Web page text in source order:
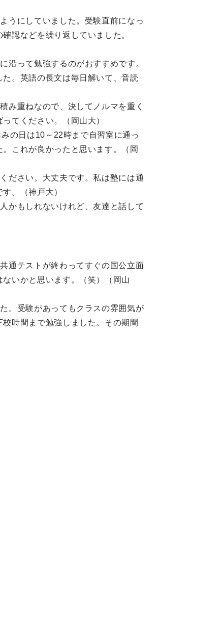
うにしていました。受験直前になっ
認などを繰り返していました。
沿って勉強するのがおすすめです。
。英語の長文は毎日解いて、音読
み重ねなので、決してノルマを重く
てください。（岡山大）
の日は10～22時まで自習室に通っ
これが良かったと思います。（岡
ださい。大丈夫です。私は塾には通
。（神戸大）
かもしれないけれど、友達と話して
通テストが終わってすぐの国公立面
いかと思います。（笑）（岡山
。受験があってもクラスの雰囲気が
時間まで勉強しました。その期間